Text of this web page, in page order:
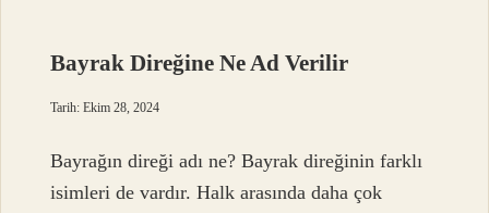
Bayrak Direğine Ne Ad Verilir
Tarih: Ekim 28, 2024
Bayrağın direği adı ne? Bayrak direğinin farklı
isimleri de vardır. Halk arasında daha çok